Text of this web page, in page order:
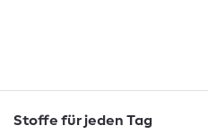
Stoffe für jeden Tag